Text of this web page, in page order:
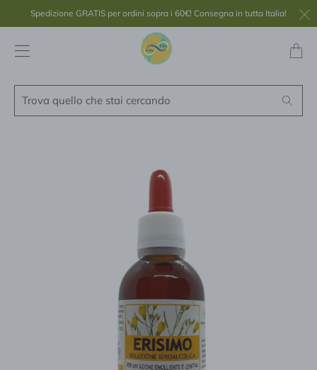
Spedizione GRATIS per ordini sopra i 60€! Consegna in tutta Italia!
quello
Search